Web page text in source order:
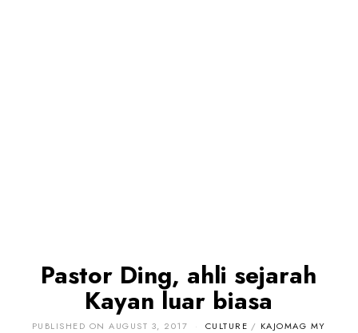
Pastor Ding, ahli sejarah
Kayan luar biasa
PUBLISHED ON AUGUST 3, 2017 CULTURE / KAJOMAG MY